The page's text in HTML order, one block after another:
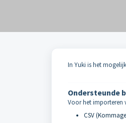
In Yuki is het
Ondersteunde
Voor het importeren
CSV